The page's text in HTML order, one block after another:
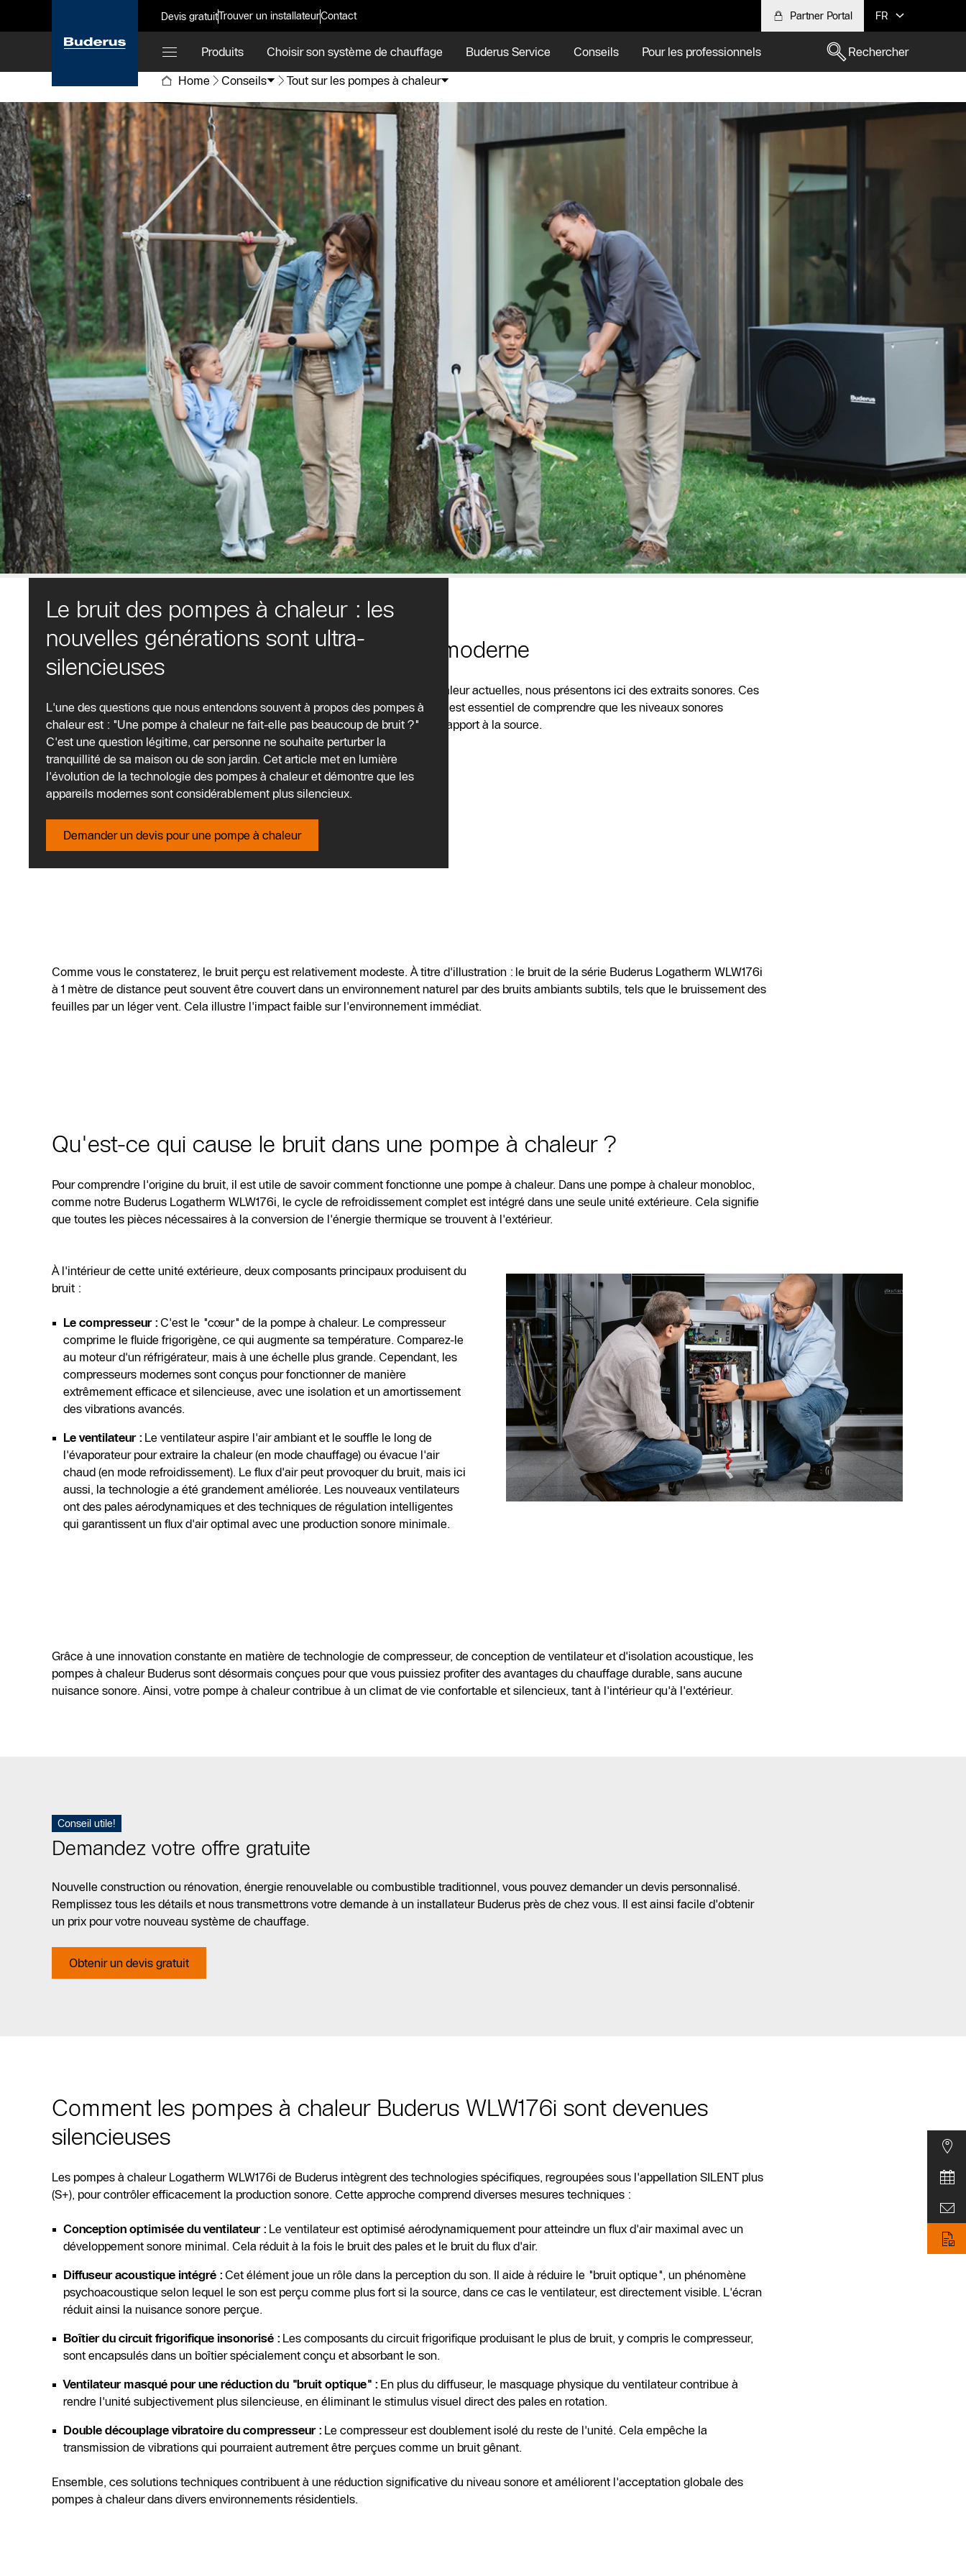
Devis gratuitTrouver un installateurContact Partner Portal FR
Produits Choisir son système de chauffage Buderus Service Conseils Pour les professionnels
Rechercher
Home
Conseils Tout sur les pompes à chaleur
Le bruit des pompes à chaleur : les
nouvelles générations sont ultra-
silencieuses
L'une des questions que nous entendons souvent à propos des pompes à
chaleur est : "Une pompe à chaleur ne fait-elle pas beaucoup de bruit ?"
C'est une question légitime, car personne ne souhaite perturber la
tranquillité de sa maison ou de son jardin. Cet article met en lumière
l'évolution de la technologie des pompes à chaleur et démontre que les
appareils modernes sont considérablement plus silencieux.
Demander un devis pour une pompe à chaleur
Écoutez notre pompe à chaleur la plus moderne
Pour donner une meilleure idée des performances sonores des pompes à chaleur actuelles, nous présentons ici des extraits sonores. Ces
enregistrements ont été réalisés à 1 mètre de distance de l'unité extérieure. Il est essentiel de comprendre que les niveaux sonores
diminuent de manière significative à chaque doublement de la distance par rapport à la source.
Comme vous le constaterez, le bruit perçu est relativement modeste. À titre d'illustration : le bruit de la série Buderus Logatherm WLW176i
à 1 mètre de distance peut souvent être couvert dans un environnement naturel par des bruits ambiants subtils, tels que le bruissement des
feuilles par un léger vent. Cela illustre l'impact faible sur l'environnement immédiat.
Qu'est-ce qui cause le bruit dans une pompe à chaleur ?
Pour comprendre l'origine du bruit, il est utile de savoir comment fonctionne une pompe à chaleur. Dans une pompe à chaleur monobloc,
comme notre Buderus Logatherm WLW176i, le cycle de refroidissement complet est intégré dans une seule unité extérieure. Cela signifie
que toutes les pièces nécessaires à la conversion de l'énergie thermique se trouvent à l'extérieur.
À l'intérieur de cette unité extérieure, deux composants principaux produisent du
bruit :
Le compresseur : C'est le "cœur" de la pompe à chaleur. Le compresseur
comprime le fluide frigorigène, ce qui augmente sa température. Comparez-le
au moteur d'un réfrigérateur, mais à une échelle plus grande. Cependant, les
compresseurs modernes sont conçus pour fonctionner de manière
extrêmement efficace et silencieuse, avec une isolation et un amortissement
des vibrations avancés.
Le ventilateur : Le ventilateur aspire l'air ambiant et le souffle le long de
l'évaporateur pour extraire la chaleur (en mode chauffage) ou évacue l'air
chaud (en mode refroidissement). Le flux d'air peut provoquer du bruit, mais ici
aussi, la technologie a été grandement améliorée. Les nouveaux ventilateurs
ont des pales aérodynamiques et des techniques de régulation intelligentes
qui garantissent un flux d'air optimal avec une production sonore minimale.
Grâce à une innovation constante en matière de technologie de compresseur, de conception de ventilateur et d'isolation acoustique, les
pompes à chaleur Buderus sont désormais conçues pour que vous puissiez profiter des avantages du chauffage durable, sans aucune
nuisance sonore. Ainsi, votre pompe à chaleur contribue à un climat de vie confortable et silencieux, tant à l'intérieur qu'à l'extérieur.
Conseil utile!
Demandez votre offre gratuite
Nouvelle construction ou rénovation, énergie renouvelable ou combustible traditionnel, vous pouvez demander un devis personnalisé.
Remplissez tous les détails et nous transmettrons votre demande à un installateur Buderus près de chez vous. Il est ainsi facile d'obtenir
un prix pour votre nouveau système de chauffage.
Obtenir un devis gratuit
Comment les pompes à chaleur Buderus WLW176i sont devenues
silencieuses
Les pompes à chaleur Logatherm WLW176i de Buderus intègrent des technologies spécifiques, regroupées sous l'appellation SILENT plus
(S+), pour contrôler efficacement la production sonore. Cette approche comprend diverses mesures techniques :
Conception optimisée du ventilateur : Le ventilateur est optimisé aérodynamiquement pour atteindre un flux d'air maximal avec un
développement sonore minimal. Cela réduit à la fois le bruit des pales et le bruit du flux d'air.
Diffuseur acoustique intégré : Cet élément joue un rôle dans la perception du son. Il aide à réduire le "bruit optique", un phénomène
psychoacoustique selon lequel le son est perçu comme plus fort si la source, dans ce cas le ventilateur, est directement visible. L'écran
réduit ainsi la nuisance sonore perçue.
Boîtier du circuit frigorifique insonorisé : Les composants du circuit frigorifique produisant le plus de bruit, y compris le compresseur,
sont encapsulés dans un boîtier spécialement conçu et absorbant le son.
Ventilateur masqué pour une réduction du "bruit optique" : En plus du diffuseur, le masquage physique du ventilateur contribue à
rendre l'unité subjectivement plus silencieuse, en éliminant le stimulus visuel direct des pales en rotation.
Double découplage vibratoire du compresseur : Le compresseur est doublement isolé du reste de l'unité. Cela empêche la
transmission de vibrations qui pourraient autrement être perçues comme un bruit gênant.
Ensemble, ces solutions techniques contribuent à une réduction significative du niveau sonore et améliorent l'acceptation globale des
pompes à chaleur dans divers environnements résidentiels.